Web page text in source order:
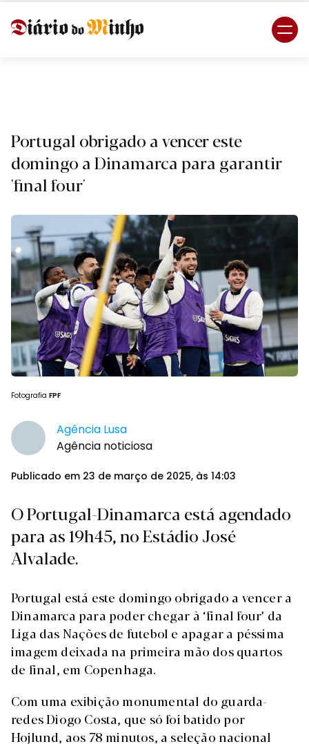
Portugal obrigado a vencer este
domingo a Dinamarca para garantir
'final four'
Fotografia FPF
Agência Lusa
Agência noticiosa
Publicado em 23 de março de 2025, às 14:03
O Portugal-Dinamarca está agendado
para as 19h45, no Estádio José
Alvalade.
Portugal está este domingo obrigado a vencer a
Dinamarca para poder chegar à ‘final four’ da
Liga das Nações de futebol e apagar a péssima
imagem deixada na primeira mão dos quartos
de final, em Copenhaga.
Com uma exibição monumental do guarda-
redes Diogo Costa, que só foi batido por
Hojlund, aos 78 minutos, a seleção nacional